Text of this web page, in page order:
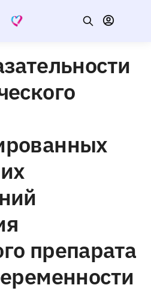
препарата